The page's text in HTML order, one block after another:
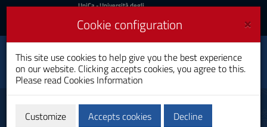
Skip
Content
UniCa
Login
UniCa- Università degli
Login UniCA News
Toggle
navigation
Public Administrations
Sciences
Master's Degree
Forms
×
Cookie configuration
This site use cookies to help give you the best experience
on our website. Clicking accepts cookies, you agree to this.
Please read Cookies Information
Customize Accepts cookies Decline